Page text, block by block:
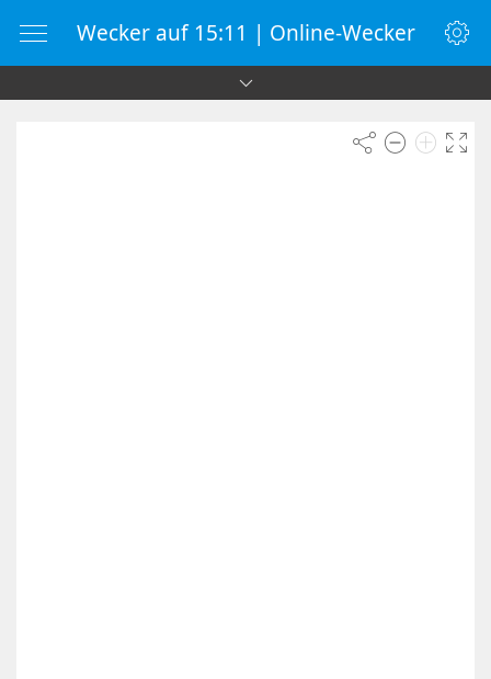
Wecker auf 15:11 | Online-Wecker